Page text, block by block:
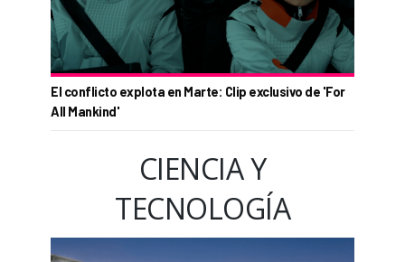
El conflicto explota en Marte: Clip exclusivo de 'For
All Mankind'
CIENCIA Y
TECNOLOGÍA